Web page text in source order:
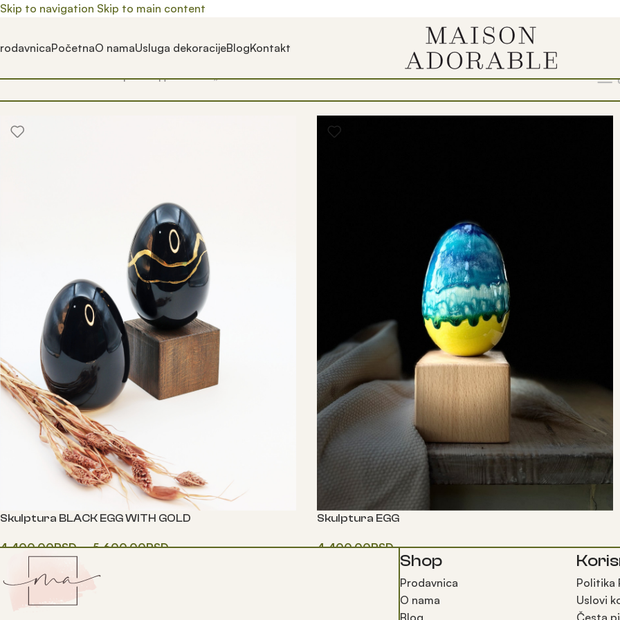
Skip to navigation Skip to main content
PočetnaO namaUsluga dekoracijeBlogKontakt
Почетна/ Prodavnica/ Производ oзначен „uskrs“ Show 9 12 18 24
Skulptura BLACK EGG WITH GOLD
4,400.00RSD – 5,600.00RSD
Skulptura EGG
4,400.00RSD
Shop
Prodavnica
O nama
Blog
Politika
Uslovi
Česta